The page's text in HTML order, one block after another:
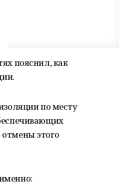
пояснил, как
по месту
этого